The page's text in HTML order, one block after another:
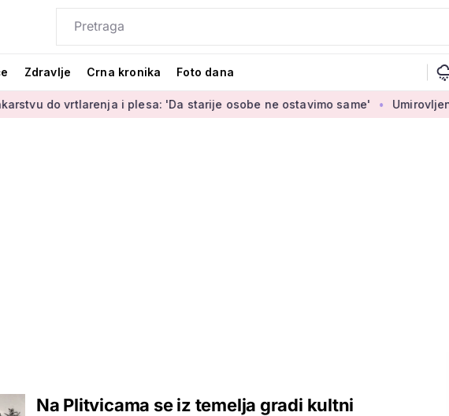
Zdravlje Crna kronika Foto dana
vrtlarenja i plesa: 'Da starije osobe ne ostavimo same' Umirovljenica
Na Plitvicama se iz temelja gradi kultni